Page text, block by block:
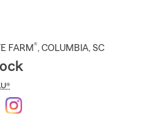
FARM®, COLUMBIA, SC